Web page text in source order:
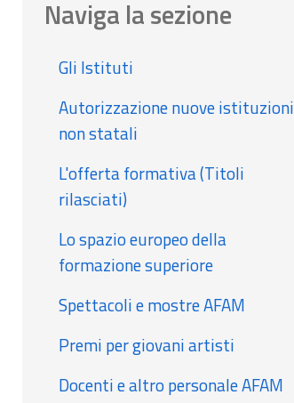
Naviga la sezione
Gli Istituti
Autorizzazione nuove istituzioni
non statali
L'offerta formativa (Titoli
rilasciati)
Lo spazio europeo della
formazione superiore
Spettacoli e mostre AFAM
Premi per giovani artisti
Docenti e altro personale AFAM